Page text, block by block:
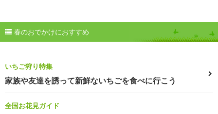
春のおでかけにおすすめ
いちご狩り特集
家族や友達を誘って新鮮ないちごを食べに行こう
全国お花見ガイド